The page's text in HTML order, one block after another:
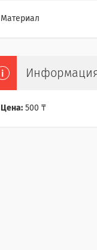
Материал
Цена: 500 ₸